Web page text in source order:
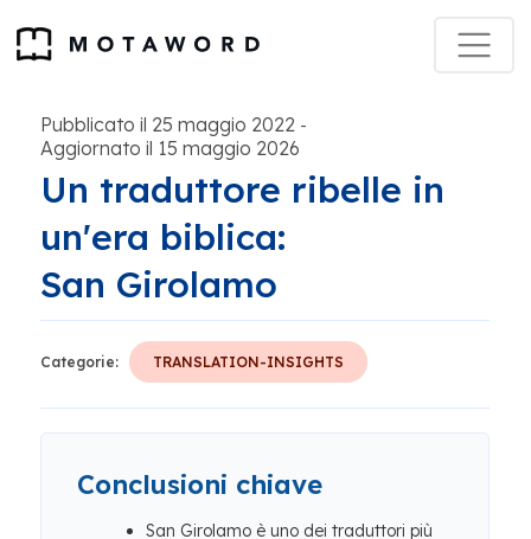
Pubblicato il 25 maggio 2022 -
Aggiornato il 15 maggio 2026
Un traduttore ribelle in
un'era biblica:
San Girolamo
Categorie: TRANSLATION-INSIGHTS
Conclusioni chiave
San Girolamo è uno dei traduttori più